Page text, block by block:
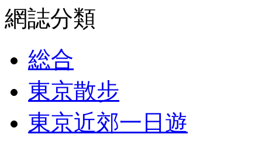
網誌分類
総合
東京散步
東京近郊一日遊